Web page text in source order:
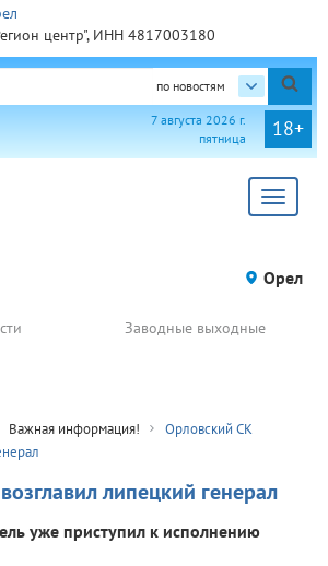
центр", ИНН 4817003180
по новостям
18+
7 августа 2026 г.
пятница
Toggle
Орел
Заводные выходные
Важная информация!
Орловский СК
липецкий генерал
уже приступил к исполнению